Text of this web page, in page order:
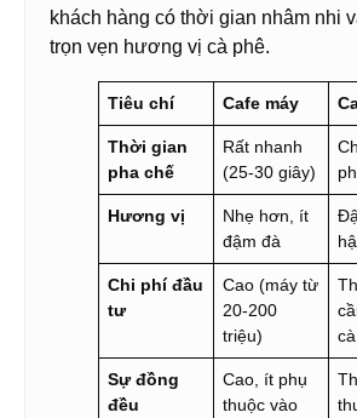
khách hàng có thời gian nhâm nhi
trọn vẹn hương vị cà phê.
Tiêu chí Cafe máy
Thời gian
pha chế
Rất nhanh
(25-30 giây)
Hương vị
Nhẹ hơn, ít
đậm đà
Chi phí đầu
tư
Cao (máy từ
20-200
triệu)
Sự đồng
đều
Cao, ít phụ
thuộc vào